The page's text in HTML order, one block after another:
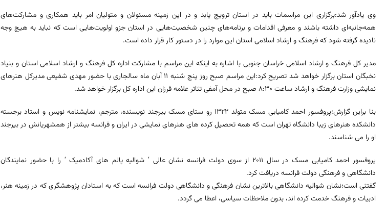
وی یادآور شد:برگزاری این مراسمات باید در استان ترویج یابد و در این زمینه مسئولان و متولیان امر باید همکاری و مشارکت‌های
همه‌جانبه‌ای داشته باشند و معرفی اقدامات و برنامه‌های چنین شخصیت‌هایی در استان جزو اولویت‌هایی است که نباید به هیچ وجه
نادیده گرفته شود که فرهنگ و ارشاد اسلامی استان این موارد را در دستور کار قرار داده است.
مدیر کل فرهنگ و ارشاد اسلامی خراسان جنوبی با اشاره به اینکه این مراسم با مشارکت اداره کل فرهنگ و ارشاد اسلامی استان و بنیاد
نخبگان استان برگزار خواهد شد تصریح کرد:این مراسم صبح روز پنج شنبه ١١ آبان ماه سالجاری با حضور مهدی شفیعی مدیرکل هنرهای
نمایشی وزارت فرهنگ و ارشاد ساعت ٨:٣٠ صبح در محل آمفی تئاتر علامه فرزان این اداره کل برگزار خواهد شد.
بنا براین گزارش؛پروفسور احمد کامیابی مسک متولد ١٣٢٢ رو ستای مسک بیرجند نویسنده، مترجم، نمایشنامه نویس و استاد برجسته
دانشکده هنرهای زیبا دانشگاه تهران است که همه تحصیل کرده های هنرهای نمایشی در ایران و فرانسه بیشتر از همشهریانش در بیرجند
او را می شناسند.
پروفسور احمد کامیابی مسک در سال ٢٠١١ از سوی دولت فرانسه نشان عالی ‘ شوالیه پالم های آکادمیک ‘ را با حضور نمایندگان
دانشگاهی و فرهنگی دولت فرانسه دریافت کرد.
گفتنی است؛نشان شوالیه دانشگاهی بالاترین نشان فرهنگی و دانشگاهی دولت فرانسه است که به استادان پژوهشگری که در زمینه هنر،
ادبیات و فرهنگ خدمت کرده اند، بدون ملاحظات سیاسی، اعطا می گردد.